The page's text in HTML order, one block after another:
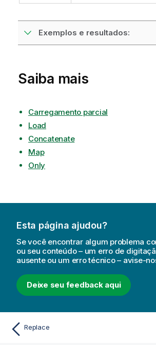
Exemplos e resultados:
Saiba mais
Carregamento parcial
Load
Concatenate
Map
Only
Esta página ajudou?
Se você encontrar algum problema
ou seu conteúdo – um erro de
ausente ou um erro técnico – avise-
Deixe seu feedback aqui
Replace